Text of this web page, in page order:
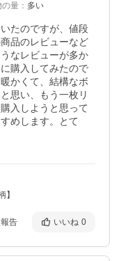
の量 ： 多い
たのですが、値段
品のレビューなど
なレビューが多か
購入してみたので
かくて、結構なボ
思い、もう一枚リ
入しようと思って
めします。とて
】
告 いいね 0